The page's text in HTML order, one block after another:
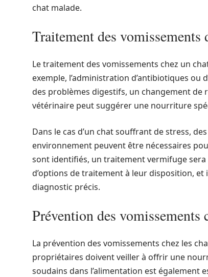
chat malade.
Traitement des
Le traitement des vomissements chez un
exemple, l’administration d’antibiotiques ou
des problèmes digestifs, un changement
vétérinaire peut suggérer une nourriture
Dans le cas d’un chat souffrant de stress,
environnement peuvent être nécessaires
sont identifiés, un traitement vermifuge sera
d’options de traitement à leur disposition,
diagnostic précis.
Prévention des vomissements
La prévention des vomissements chez les
propriétaires doivent veiller à offrir une
soudains dans l’alimentation est également